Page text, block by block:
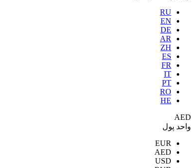
RU
EN
DE
AR
ZH
ES
FR
IT
PT
RO
HE
AED
واحد پول
EUR
AED
USD